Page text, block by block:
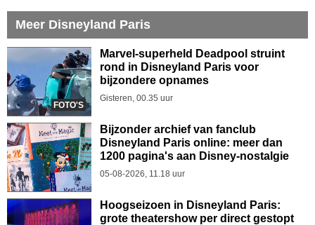
Meer Disneyland Paris
FOTO'S
Marvel-superheld Deadpool struint
rond in Disneyland Paris voor
bijzondere opnames
Gisteren, 00.35 uur
Bijzonder archief van fanclub
Disneyland Paris online: meer dan
1200 pagina's aan Disney-nostalgie
05-08-2026, 11.18 uur
Hoogseizoen in Disneyland Paris:
grote theatershow per direct gestopt